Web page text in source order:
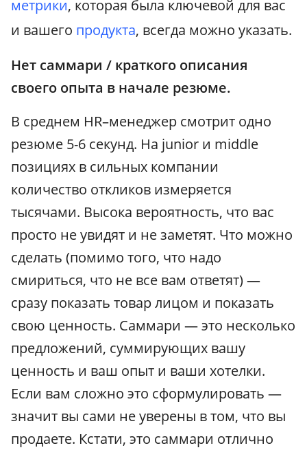
метрики, которая была ключевой для вас
и вашего продукта, всегда можно указать.
Нет саммари / краткого описания
своего опыта в начале резюме.
В среднем HR–менеджер смотрит одно
резюме 5-6 секунд. На junior и middle
позициях в сильных компании
количество откликов измеряется
тысячами. Высока вероятность, что вас
просто не увидят и не заметят. Что можно
сделать (помимо того, что надо
смириться, что не все вам ответят) —
сразу показать товар лицом и показать
свою ценность. Саммари — это несколько
предложений, суммирующих вашу
ценность и ваш опыт и ваши хотелки.
Если вам сложно это сформулировать —
значит вы сами не уверены в том, что вы
продаете. Кстати, это саммари отлично